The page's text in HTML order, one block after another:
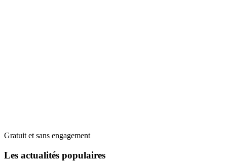
Gratuit et sans engagement
Les actualités populaires